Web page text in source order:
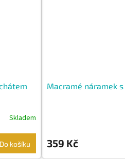
Skladem
Do košíku
Macramé náramek
359 Kč